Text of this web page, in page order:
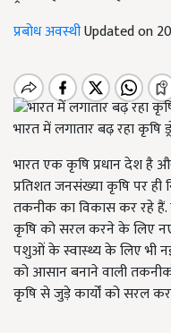
प्रबोध अवस्थीUpdated on
भारत में लगातार बढ़ रहा कृषि
भारत एक कृषि प्रधान देश है
प्रतिशत जनसंख्या कृषि पर ही
तकनीक का विकास कर रहे
कृषि को सरल करने के लिए
पशुओं के स्वास्थ्य के लिए भी
को आसान बनाने वाली
कृषि से जुड़े कार्यों को सरल